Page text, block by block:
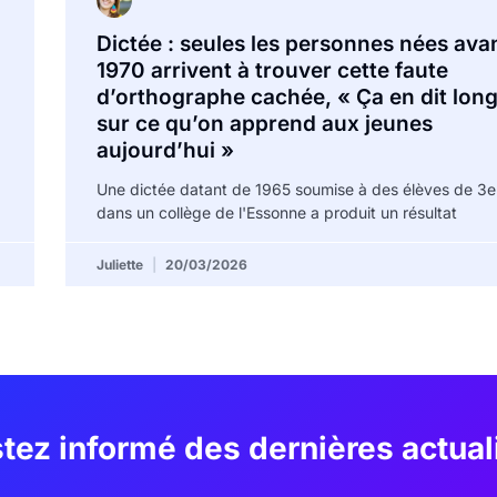
Dictée : seules les personnes nées
1970 arrivent à trouver cette faute
d’orthographe cachée, « Ça en dit long
sur ce qu’on apprend aux jeunes
aujourd’hui »
Une dictée datant de 1965 soumise à des élèves de 3e
dans un collège de l'Essonne a produit un résultat
Juliette 20/03/2026
informé des dernières